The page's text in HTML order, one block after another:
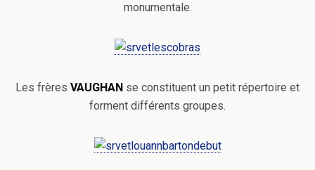
monumentale.
Les frères VAUGHAN se constituent un petit répertoire et
forment différents groupes.